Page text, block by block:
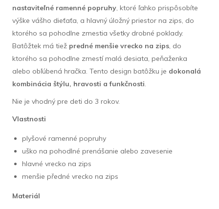
nastaviteľné ramenné popruhy, ktoré ľahko prispôsobíte
výške vášho dieťaťa, a hlavný úložný priestor na zips, do
ktorého sa pohodlne zmestia všetky drobné poklady.
Batôžtek má tiež predné menšie vrecko na zips, do
ktorého sa pohodlne zmestí malá desiata, peňaženka
alebo obľúbená hračka. Tento design batôžku je dokonalá
kombinácia štýlu, hravosti a funkčnosti.
Nie je vhodný pre deti do 3 rokov.
Vlastnosti
plyšové ramenné popruhy
uško na pohodlné prenášanie alebo zavesenie
hlavné vrecko na zips
menšie předné vrecko na zips
Materiál